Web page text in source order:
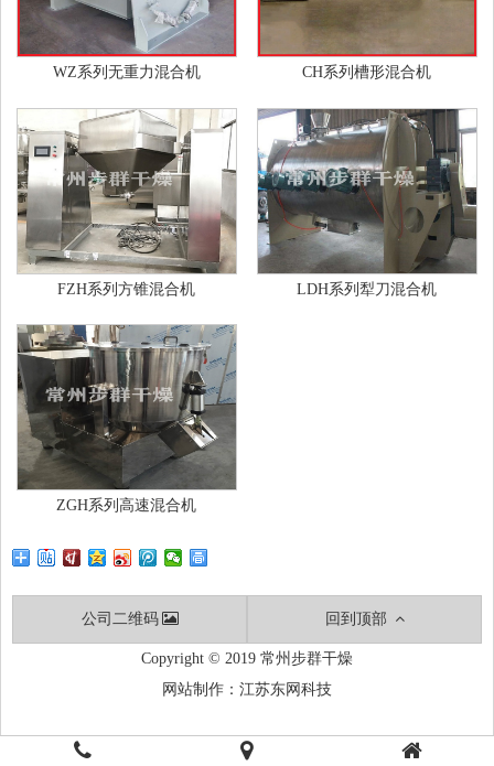
WZ系列无重力混合机 CH系列槽形混合机
FZH系列方锥混合机 LDH系列犁刀混合机
ZGH系列高速混合机
公司二维码 回到顶部
Copyright © 2019 常州步群干燥
网站制作： 江苏东网科技